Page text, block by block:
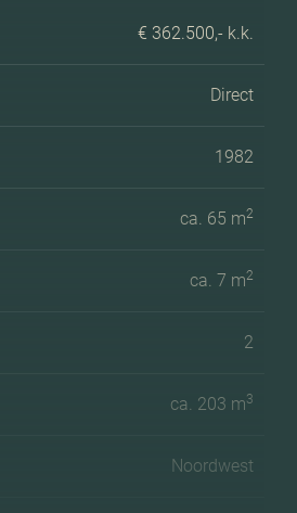
€ 362.500,- k.k.
Direct
1982
ca. 65 m2
ca. 7 m2
2
ca. 203 m3
Noordwest